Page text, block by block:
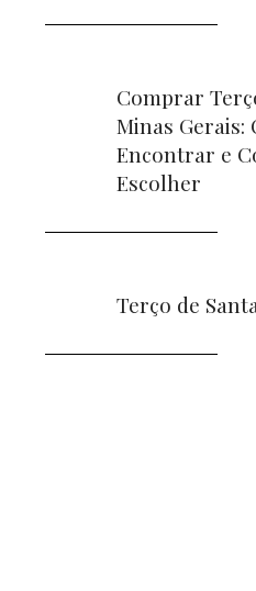
Comprar
Minas Gerais:
Encontrar e
Escolher
Terço de